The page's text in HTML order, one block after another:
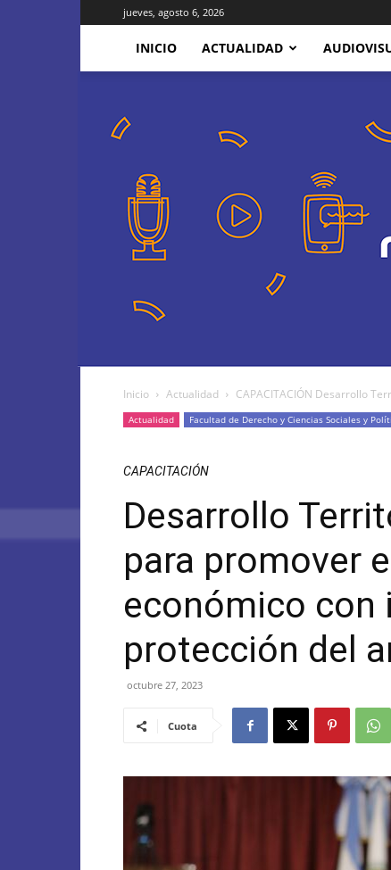
jueves, agosto 6, 2026
INICIO ACTUALIDAD
Inicio Actualidad CAPACITACIÓN Desarrollo
Actualidad Facultad de Derecho y Ciencias Sociales y
CAPACITACIÓN
Desarrollo
para promover
económico con
protección del
octubre 27, 2023
Cuota